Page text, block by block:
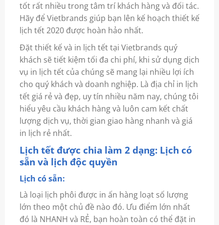
tốt rất nhiều trong tâm trí khách hàng và đối tác.
Hãy để Vietbrands giúp bạn lên kế hoạch thiết kế
lịch tết 2020 được hoàn hảo nhất.
Đặt thiết kế và in lịch tết tại Vietbrands quý
khách sẽ tiết kiệm tối đa chi phí, khi sử dụng dịch
vụ in lịch tết của chúng sẽ mang lại nhiều lợi ích
cho quý khách và doanh nghiệp. Là địa chỉ in lịch
tết giá rẻ và đẹp, uy tín nhiều năm nay, chúng tôi
hiểu yêu cầu khách hàng và luôn cam kết chất
lượng dịch vụ, thời gian giao hàng nhanh và giá
in lịch rẻ nhất.
Lịch tết được chia làm 2 dạng: Lịch có
sẵn và lịch độc quyền
Lịch có sẵn:
Là loại lịch phôi được in ấn hàng loạt số lượng
lớn theo một chủ đề nào đó. Ưu điểm lớn nhất
đó là NHANH và RẺ, bạn hoàn toàn có thể đặt in